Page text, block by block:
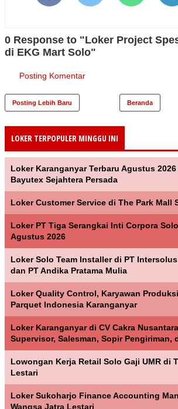
0 Response to "Loker Project
di EKG Mart Solo"
Posting Komentar
Posting Lebih Baru Beranda
LOKER TERPOPULER MINGGU INI
Loker Karanganyar Terbaru Agustus
Bayutex Sejahtera Persada
Loker Customer Service di The Park Mall
Loker PT Tiga Serangkai Inti Corpora
Agustus 2026
Loker Solo Team Installer di PT
dan PT Andika Pratama Mulia
Loker Quality Control, Karyawan
Parquet Indonesia Karanganyar
Loker Karanganyar di CV Cakra
Supervisor, Salesman, Sopir Pengiriman,
Lowongan Kerja Retail Solo Gaji UMR di
Lestari
Loker Sukoharjo Finance Accounting
Wangsa Jatra Lestari